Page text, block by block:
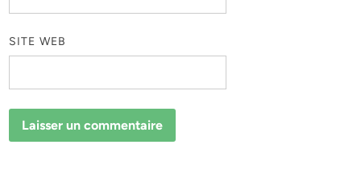
SITE WEB